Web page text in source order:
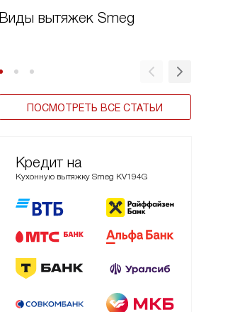
Виды вытяжек Smeg
ПОСМОТРЕТЬ ВСЕ СТАТЬИ
Кредит на
Кухонную вытяжку Smeg KV194G